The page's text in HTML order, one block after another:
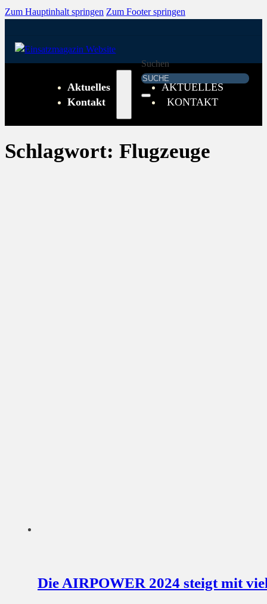
Zum Hauptinhalt springen Zum Footer springen
Suchen
Aktuelles
Kontakt
AKTUELLES
KONTAKT
Schlagwort: Flugzeuge
Die AIRPOWER 2024 steigt mit